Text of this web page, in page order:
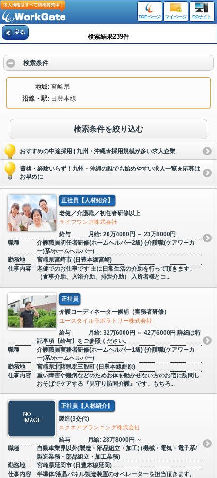
TOPページ マイページ PCサイト
戻る
検索結果239件
検索条件
地域 宮崎県
沿線・駅
日豊本線
検索条件を絞り込む
おすすめの中途採用 | 九州・沖縄★採用規模が多い求人企業
資格・経験いらず！九州・沖縄の誰でも始めやすい求人一覧★応募は
お早めに
正社員【人材紹介】
老健／介護職／初任者研修以上
ライフワンズ株式会社
給与
月給: 20万4000円 ～ 23万8000円
職種
介護職員初任者研修(ホームヘルパー2級) (介護職(ケアワーカ
ー)系/ホームヘルパー)
勤務地
宮崎県宮崎市 (日豊本線宮崎)
仕事内容
老健でのお仕事です 主に日常生活の介助を行って頂きます。
（食事介助、入浴介助、排泄介助） 入所者様とコ...
正社員
介護コーディネーター候補（実務者研修）
ユースタイルラボラトリー株式会社
給与
月給: 32万6000円 ～ 42万6000円 詳細は特
記事項【給与】をご参照ください。
職種
介護職員実務者研修(ホームヘルパー1級) (介護職(ケアワーカ
ー)系/ホームヘルパー)
勤務地
宮崎県北諸県郡三股町 (日豊本線餅原)
仕事内容
重い障害や難病などのためお体を動かせない方のお宅に訪問し
おそばでケアする『見守り訪問介護』です。もちろ...
正社員【人材紹介】
製造(3交代)
スクエアプランニング株式会社
給与
月給: 28万8000円 ～
職種
自動車業界以外(製造・部品組立・加工) (機械・電気・電子系/
製造業務・部品組立・加工業務)
勤務地
宮崎県延岡市 (日豊本線延岡)
仕事内容
半導体/液晶パネル製造装置のオペレーターを担当頂きます。